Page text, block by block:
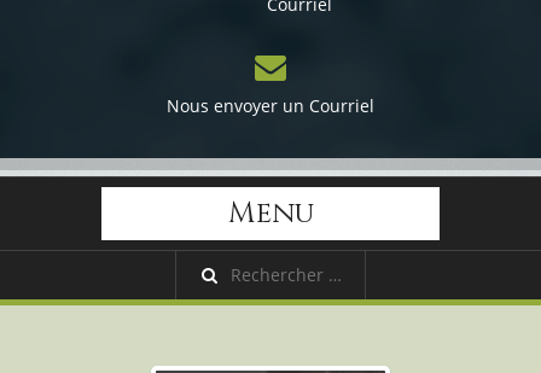
Nous envoyer un Courriel
Menu